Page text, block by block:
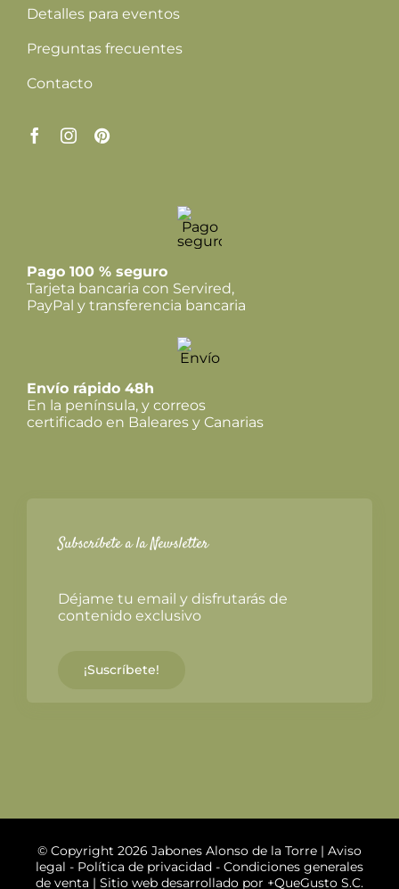
Detalles para eventos
Preguntas frecuentes
Contacto
Pago 100 % seguro
Tarjeta bancaria con Servired,
PayPal y transferencia bancaria
Envío rápido 48h
En la península, y correos
certificado en Baleares y Canarias
Subscríbete a la Newsletter
Déjame tu email y disfrutarás de
contenido exclusivo
¡Suscríbete!
© Copyright 2026 Jabones Alonso de la Torre | Aviso
legal - Política de privacidad - Condiciones generales
de venta | Sitio web desarrollado por +QueGusto S.C.